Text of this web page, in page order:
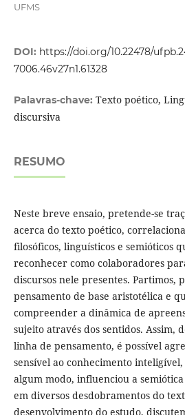
UFMS
DOI: https://doi.org/10.22478/
7006.46v27n1.61328
Palavras-chave: Texto poético,
discursiva
RESUMO
Neste breve ensaio, pretende-se
acerca do texto poético,
filosóficos, linguísticos e semióticos
reconhecer como colaboradores
discursos nele presentes. Partimos,
pensamento de base aristotélica e
compreender a dinâmica de
sujeito através dos sentidos. Assim,
linha de pensamento, é possível
sensível ao conhecimento
algum modo, influenciou a
em diversos desdobramentos do
desenvolvimento do estudo,